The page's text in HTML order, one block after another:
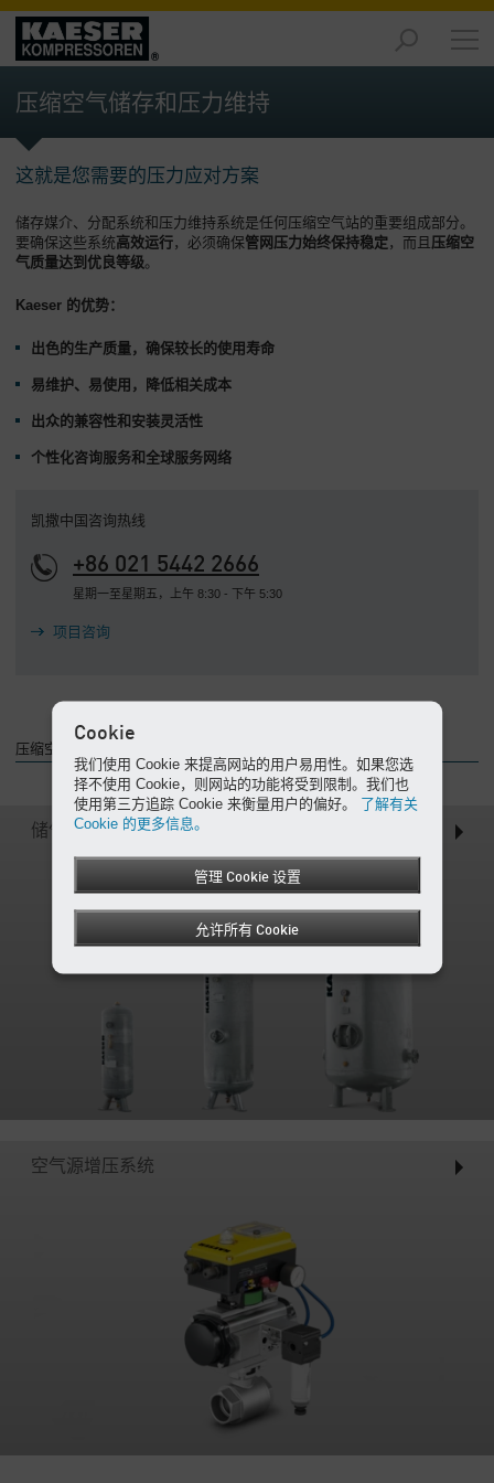
产
品
-
概
决
方
案
-
述
服
务
概
公
压缩空气储存和压力维持
这就是您需要的压力应对方案
储存媒介、分配系统和压力维持系统是任何压缩空气站的重要组成部分。
要确保这些系统高效运行，必须确保管网压力始终保持稳定，而且 压缩空
气质量达到优良等级。
Kaeser 的优势：
出色的生产质量，确保较长的使用寿命
易维护、易使用，降低相关成本
出众的兼容性和安装灵活性
个性化咨询服务和全球服务网络
凯撒中国咨询热线
+86 021 5442 2666
星期一至星期五，上午 8:30 - 下午 5:30
项目咨询
压缩空气储存和压力维持产品的概述
储气罐
空气源增压系统
Cookie
我们使用 Cookie 来提高网站的用户易用性。如果您选
择不使用 Cookie，则网站的功能将受到限制。我们也
使用第三方追踪 Cookie 来衡量用户的偏好。 了解有关
Cookie 的更多信息。
管理 Cookie 设置
允许所有 Cookie